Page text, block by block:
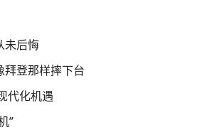
未后悔
拜登那样摔下台
代化机遇
”